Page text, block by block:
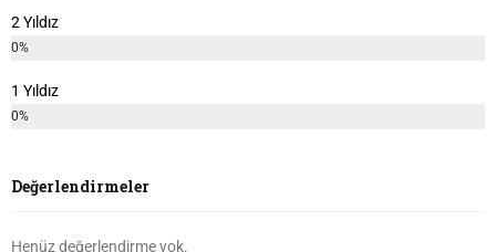
2 Yıldız
0%
1 Yıldız
0%
Değerlendirmeler
Henüz değerlendirme yok.